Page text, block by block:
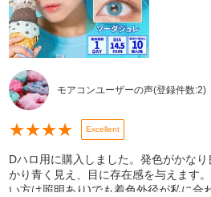
モアコンユーザーの声(登録件数:2)
★★★★ Excellent
Dハロ用に購入しました。発色がかな
かり青く見え、目に存在感を与えます
い方は照明あり)でも着色外径が私に合